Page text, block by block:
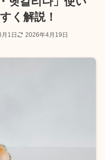
く解説！
1日 2026年4月19日